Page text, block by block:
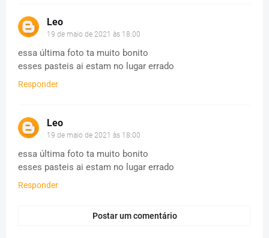
Leo
19 de maio de 2021 às 18:00
essa última foto ta muito bonito
esses pasteis ai estam no lugar errado
Responder
Leo
19 de maio de 2021 às 18:00
essa última foto ta muito bonito
esses pasteis ai estam no lugar errado
Responder
Postar um comentário